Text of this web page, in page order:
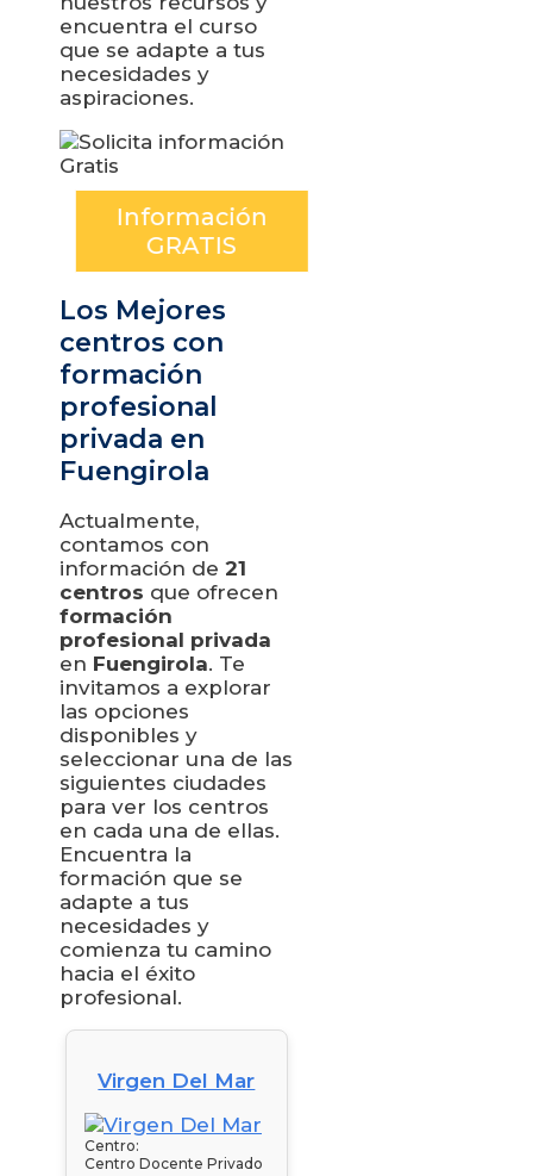
encuentra el curso
que se adapte a tus
necesidades y
aspiraciones.
Información
GRATIS
Los Mejores
centros con
formación
profesional
privada en
Fuengirola
Actualmente,
contamos con
información de 21
centros que ofrecen
formación
profesional privada
en Fuengirola. Te
invitamos a explorar
las opciones
disponibles y
seleccionar una de las
siguientes ciudades
para ver los centros
en cada una de ellas.
Encuentra la
formación que se
adapte a tus
necesidades y
comienza tu camino
hacia el éxito
profesional.
Virgen Del Mar
Centro:
Centro Docente Privado